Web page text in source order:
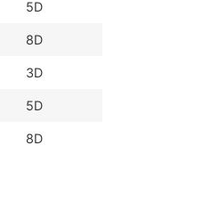
5D
8D
3D
5D
8D